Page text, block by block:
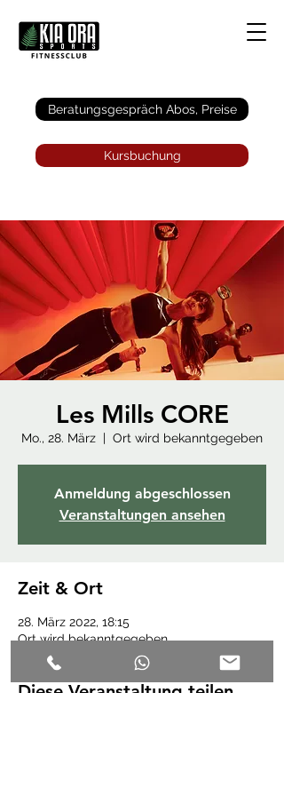
Beratungsgespräch Abos, Preise
Kursbuchung
Les Mills CORE
Mo., 28. März
  |
Ort wird bekanntgegeben
Anmeldung abgeschlossen
Veranstaltungen ansehen
Zeit & Ort
28. März 2022, 18:15
Ort wird bekanntgegeben
Diese Veranstaltung teilen